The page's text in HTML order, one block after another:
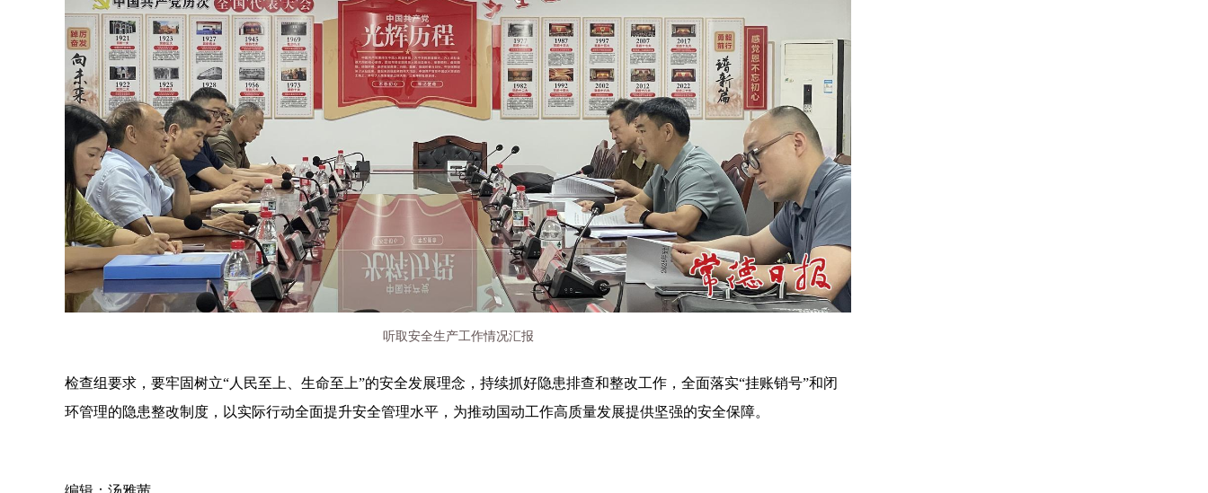
听取安全生产工作情况汇报
检查组要求，要牢固树立“人民至上、生命至上”的安全发展理念，持续抓好隐患排查和整改工作，全面落实“挂账销号”和闭
环管理的隐患整改制度，以实际行动全面提升安全管理水平，为推动国动工作高质量发展提供坚强的安全保障。